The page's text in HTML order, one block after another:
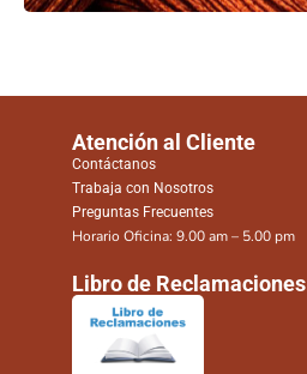
Atención al Cliente
Contáctanos
Trabaja con Nosotros
Preguntas Frecuentes
Horario Oficina: 9.00 am – 5.00 pm
Libro de Reclamaciones